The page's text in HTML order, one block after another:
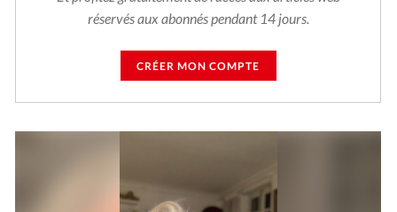
réservés aux abonnés pendant 14 jours.
CRÉER MON COMPTE